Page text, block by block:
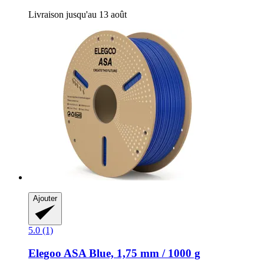
Livraison jusqu'au 13 août
Ajouter
5.0 (1)
Elegoo ASA Blue, 1,75 mm / 1000 g